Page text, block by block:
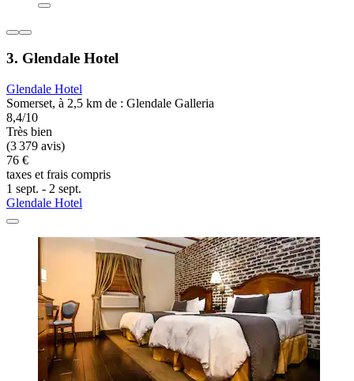
3. Glendale Hotel
Glendale Hotel
Somerset, à 2,5 km de : Glendale Galleria
8,4/10
Très bien
(3 379 avis)
76 €
taxes et frais compris
1 sept. - 2 sept.
Glendale Hotel